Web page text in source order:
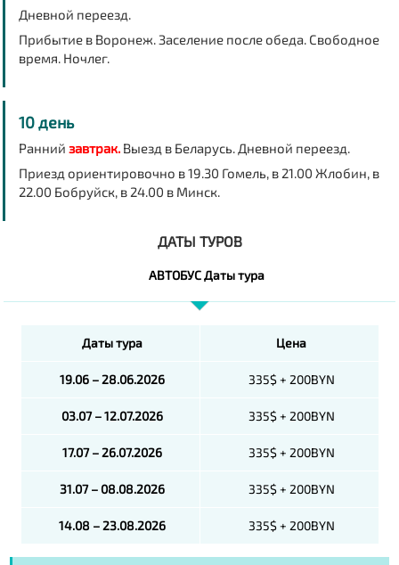
Дневной переезд.
Прибытие в Воронеж.Заселение после обеда. Свободное
время. Ночлег.
10 день
Ранний завтрак.Выезд в Беларусь. Дневной переезд.
Приезд ориентировочно в 19.30 Гомель, в 21.00 Жлобин, в
22.00 Бобруйск, в 24.00 в Минск.
ДАТЫ ТУРОВ
АВТОБУС Даты тура
Даты тура Цена
19.06 – 28.06.2026 335$ + 200BYN
03.07 – 12.07.2026 335$ + 200BYN
17.07 – 26.07.2026 335$ + 200BYN
31.07 – 08.08.2026 335$ + 200BYN
14.08 – 23.08.2026 335$ + 200BYN